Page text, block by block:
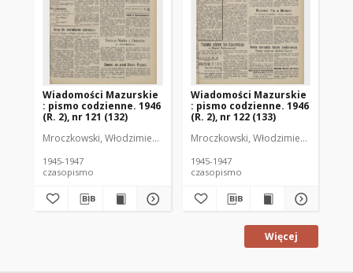
Wiadomości Mazurskie
: pismo codzienne. 1946
(R. 2), nr 121 (132)
Mroczkowski, Włodzimierz (1902-1971). Redaktor
1945-1947
czasopismo
Wiadomości Mazurskie
: pismo codzienne. 1946
(R. 2), nr 122 (133)
Mroczkowski, Włodzimierz (1902-
1945-1947
czasopismo
Więcej